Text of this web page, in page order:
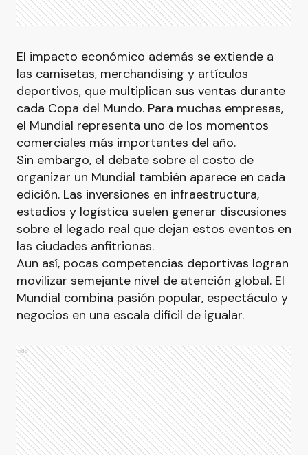
El impacto económico además se extiende a
las camisetas, merchandising y artículos
deportivos, que multiplican sus ventas durante
cada Copa del Mundo. Para muchas empresas,
el Mundial representa uno de los momentos
comerciales más importantes del año.
Sin embargo, el debate sobre el costo de
organizar un Mundial también aparece en cada
edición. Las inversiones en infraestructura,
estadios y logística suelen generar discusiones
sobre el legado real que dejan estos eventos en
las ciudades anfitrionas.
Aun así, pocas competencias deportivas logran
movilizar semejante nivel de atención global. El
Mundial combina pasión popular, espectáculo y
negocios en una escala difícil de igualar.
Ads